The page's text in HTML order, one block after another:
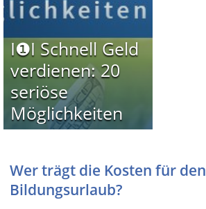
I❶I Schnell Geld
verdienen: 20
seriöse
Möglichkeiten
Wer trägt die Kosten für den
Bildungsurlaub?